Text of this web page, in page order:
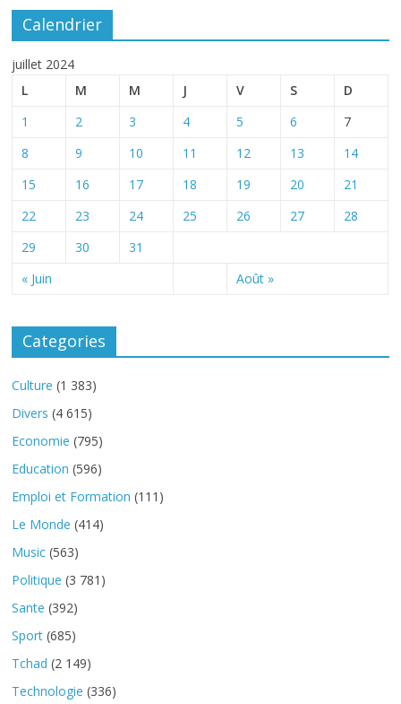
Calendrier
juillet 2024
L
M M J V S D
« Juin Août »
1 2 3 4 5 6
7
8
9 10 11 12 13
14
15
16 17 18 19 20
21
22
23 24 25 26 27
28
29
30 31
Categories
Culture (1 383)
Divers (4 615)
Economie (795)
Education (596)
Emploi et Formation (111)
Le Monde (414)
Music (563)
Politique (3 781)
Sante (392)
Sport (685)
Tchad (2 149)
Technologie (336)